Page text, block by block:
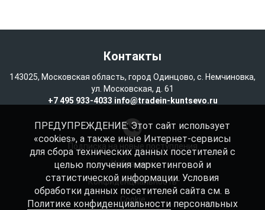
Контакты
143025, Московская область, город Одинцово, с. Немчиновка,
ул. Московская, д. 61
+7 495 933-4033 info@tradein-kuntsevo.ru
Подписка на новые поступления
Избранное
Конфиденциальность
Cookie
ПРЕДУПРЕЖДЕНИЕ: Этот сайт использует
«cookies», а также иные Интернет-сервисы
для сбора технических данных посетителей с
целью получения маркетинговой и
статистической информации. Условия
обработки данных посетителей сайта см. в
Политике конфиденциальностиперсональных